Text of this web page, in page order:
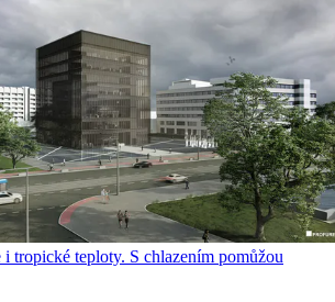
i tropické teploty. S chlazením pomůžou